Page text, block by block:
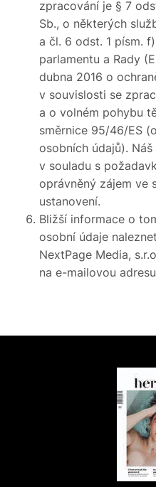
zpracování je § 7
Sb., o některých
a čl. 6 odst. 1 písm.
parlamentu a Rady
dubna 2016 o
v souvislosti se
a o volném pohybu
směrnice 95/46/ES
osobních údajů).
v souladu s
oprávněný zájem ve
ustanovení.
Bližší informace o
osobní údaje
NextPage Media,
na e-mailovou adresu